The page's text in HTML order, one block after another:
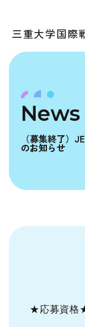
三重大学国際
News
（募集終了）
のお知らせ
★応募資格